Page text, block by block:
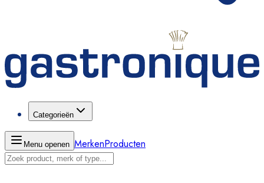
Categorieën
Menu openen MerkenProducten